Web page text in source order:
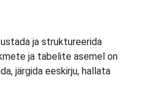
ja struktureerida
ja tabelite asemel on
järgida eeskirju, hallata